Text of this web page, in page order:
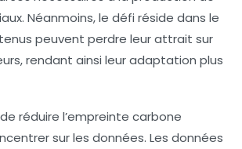
Néanmoins, le défi réside dans le
peuvent perdre leur attrait sur
rendant ainsi leur adaptation plus
réduire l’empreinte carbone
sur les données. Les données